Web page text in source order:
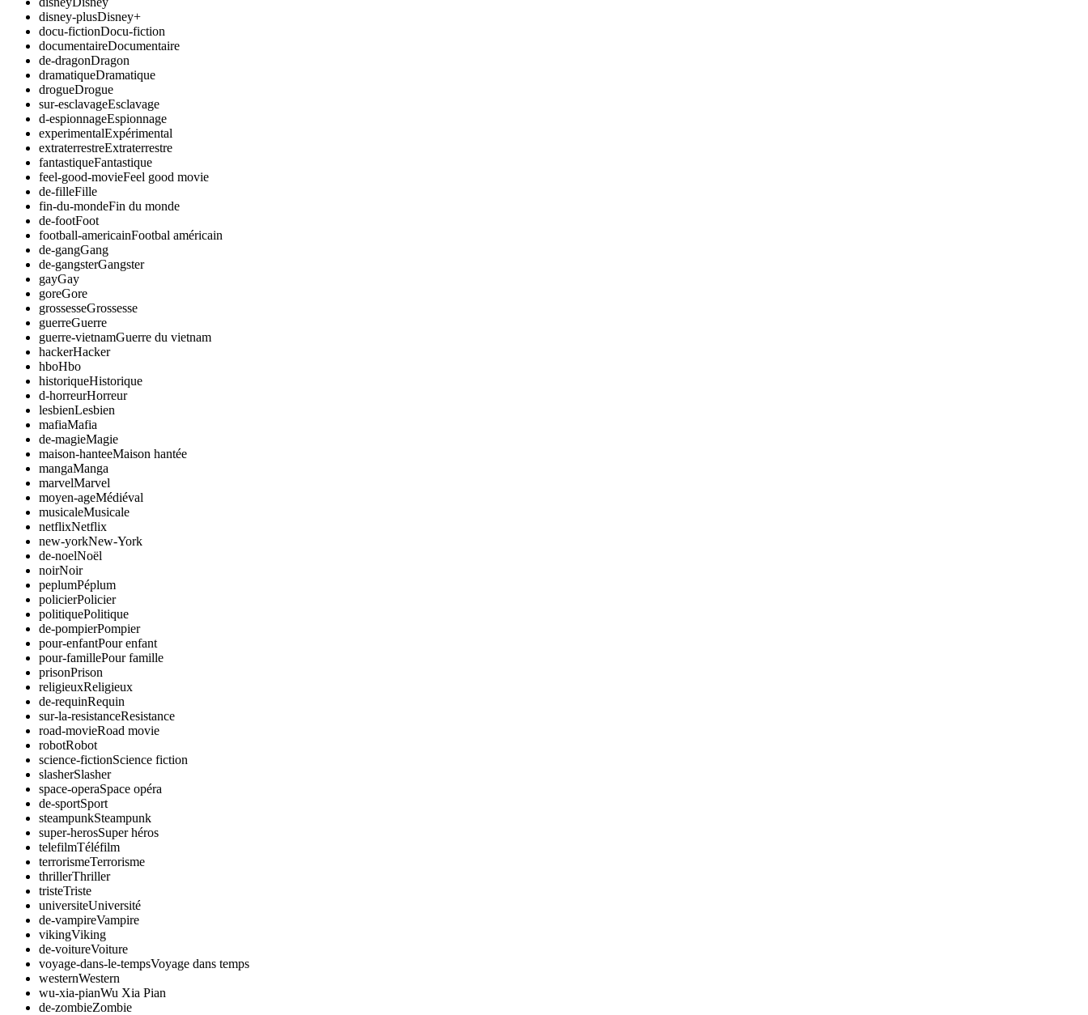
disney-plusDisney+
docu-fictionDocu-fiction
documentaireDocumentaire
de-dragonDragon
dramatiqueDramatique
drogueDrogue
sur-esclavageEsclavage
d-espionnageEspionnage
experimentalExpérimental
extraterrestreExtraterrestre
fantastiqueFantastique
feel-good-movieFeel good movie
de-filleFille
fin-du-mondeFin du monde
de-footFoot
football-americainFootbal américain
de-gangGang
de-gangsterGangster
gayGay
goreGore
grossesseGrossesse
guerreGuerre
guerre-vietnamGuerre du vietnam
hackerHacker
hboHbo
historiqueHistorique
d-horreurHorreur
lesbienLesbien
mafiaMafia
de-magieMagie
maison-hanteeMaison hantée
mangaManga
marvelMarvel
moyen-ageMédiéval
musicaleMusicale
netflixNetflix
new-yorkNew-York
de-noelNoël
noirNoir
peplumPéplum
policierPolicier
politiquePolitique
de-pompierPompier
pour-enfantPour enfant
pour-famillePour famille
prisonPrison
religieuxReligieux
de-requinRequin
sur-la-resistanceResistance
road-movieRoad movie
robotRobot
science-fictionScience fiction
slasherSlasher
space-operaSpace opéra
de-sportSport
steampunkSteampunk
super-herosSuper héros
telefilmTéléfilm
terrorismeTerrorisme
thrillerThriller
tristeTriste
universiteUniversité
de-vampireVampire
vikingViking
de-voitureVoiture
voyage-dans-le-tempsVoyage dans temps
westernWestern
wu-xia-pianWu Xia Pian
de-zombieZombie